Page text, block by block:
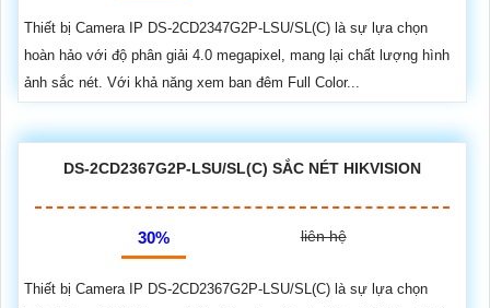
Thiết bị Camera IP DS-2CD2347G2P-LSU/SL(C) là sự lựa chọn
hoàn hảo với độ phân giải 4.0 megapixel, mang lại chất lượng hình
ảnh sắc nét. Với khả năng xem ban đêm Full Color...
DS-2CD2367G2P-LSU/SL(C) SẮC NÉT HIKVISION
30% liên hệ
Thiết bị Camera IP DS-2CD2367G2P-LSU/SL(C) là sự lựa chọn